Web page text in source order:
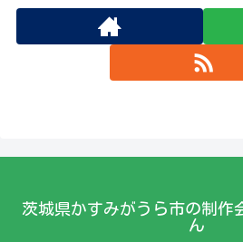
茨城県かすみがうら市の制
ん